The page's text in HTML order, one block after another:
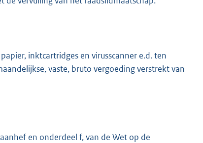
inktcartridges en virusscanner e.d. ten
vaste, bruto vergoeding verstrekt van
en onderdeel f, van de Wet op de